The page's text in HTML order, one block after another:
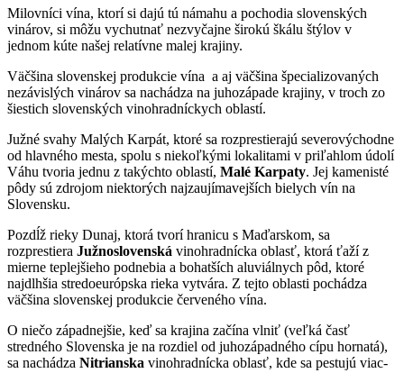
Milovníci vína, ktorí si dajú tú námahu a pochodia slovenských
vinárov, si môžu vychutnať nezvyčajne širokú škálu štýlov v
jednom kúte našej relatívne malej krajiny.
Väčšina slovenskej produkcie vína a aj väčšina špecializovaných
nezávislých vinárov sa nachádza na juhozápade krajiny, v troch zo
šiestich slovenských vinohradníckych oblastí.
Južné svahy Malých Karpát, ktoré sa rozprestierajú severovýchodne
od hlavného mesta, spolu s niekoľkými lokalitami v priľahlom údolí
Váhu tvoria jednu z takýchto oblastí, Malé Karpaty. Jej kamenisté
pôdy sú zdrojom niektorých najzaujímavejších bielych vín na
Slovensku.
Pozdĺž rieky Dunaj, ktorá tvorí hranicu s Maďarskom, sa
rozprestiera Južnoslovenská vinohradnícka oblasť, ktorá ťaží z
mierne teplejšieho podnebia a bohatších aluviálnych pôd, ktoré
najdlhšia stredoeurópska rieka vytvára. Z tejto oblasti pochádza
väčšina slovenskej produkcie červeného vína.
O niečo západnejšie, keď sa krajina začína vlniť (veľká časť
stredného Slovenska je na rozdiel od juhozápadného cípu hornatá),
sa nachádza Nitrianska vinohradnícka oblasť, kde sa pestujú viac-